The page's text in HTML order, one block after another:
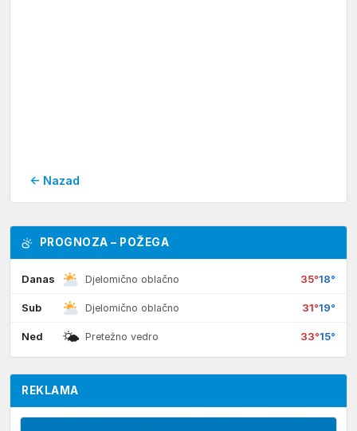
← Nazad
PROGNOZA – POŽEGA
Danas Djelomično oblačno 35°18°
Sub Djelomično oblačno 31°19°
Ned 🌤 Pretežno vedro 33°15°
REKLAMA